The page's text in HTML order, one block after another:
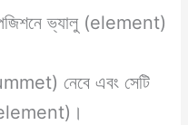
ভ্যালু (element)
নেবে এবং সেটি